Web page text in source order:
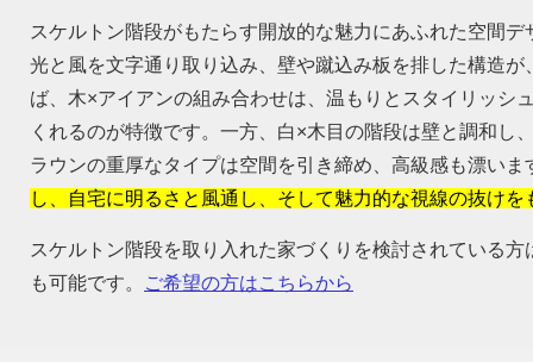
スケルトン階段がもたらす開放的な魅力にあふれた空間
光と風を文字通り取り込み、壁や蹴込み板を排した構造
ば、木×アイアンの組み合わせは、温もりとスタイリッシ
くれるのが特徴です。一方、白×木目の階段は壁と調和
ラウンの重厚なタイプは空間を引き締め、高級感も漂いま
し、自宅に明るさと風通し、そして魅力的な視線の抜け
スケルトン階段を取り入れた家づくりを検討されている
も可能です。
ご希望の方はこちらから